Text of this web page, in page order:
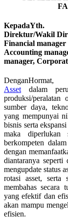
KepadaYth.
Direktur/Wakil
Financial
Accounting
manager,
DenganHormat,
Asset dalam
produksi/peralatan
sumber daya,
yang mempunyai
bisnis serta
maka diperlukan
berkompeten
dengan
diantaranya seperti
mengupdate status
rotasi asset, serta
membahas secara
yang efektif dan
akan mampu
efisien.